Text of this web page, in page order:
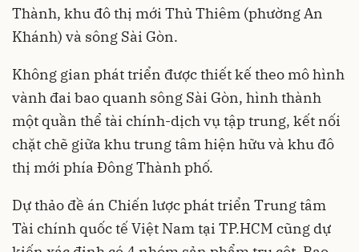
Thành, khu đô thị mới Thủ Thiêm (phường An
Khánh) và sông Sài Gòn.
Không gian phát triển được thiết kế theo mô hình
vành đai bao quanh sông Sài Gòn, hình thành
một quần thể tài chính-dịch vụ tập trung, kết nối
chặt chẽ giữa khu trung tâm hiện hữu và khu đô
thị mới phía Đông Thành phố.
Dự thảo đề án Chiến lược phát triển Trung tâm
Tài chính quốc tế Việt Nam tại TP.HCM cũng dự